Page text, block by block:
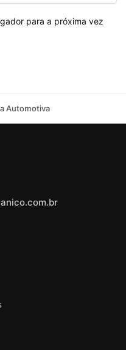
para a próxima vez
Automotiva